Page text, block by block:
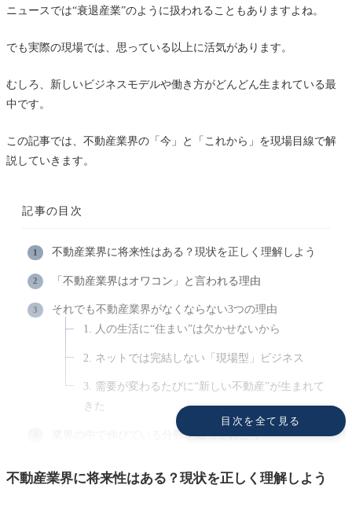
ニュースでは“衰退産業”のように扱われることもありますよね。
でも実際の現場では、思っている以上に活気があります。
むしろ、新しいビジネスモデルや働き方がどんどん生まれている最
中です。
この記事では、不動産業界の「今」と「これから」を現場目線で解
説していきます。
記事の目次
目次を全て見る
不動産業界に将来性はある？現状を正しく理解しよう
「不動産業界はオワコン」と言われる理由
それでも不動産業界がなくならない3つの理由
1. 人の生活に“住まい”は欠かせないから
2. ネットでは完結しない「現場型」ビジネス
3. 需要が変わるたびに“新しい不動産”が生まれて
きた
業界の中で伸びている分野を知っておこう
不動産業界に将来性はある？現状を正しく理解しよう